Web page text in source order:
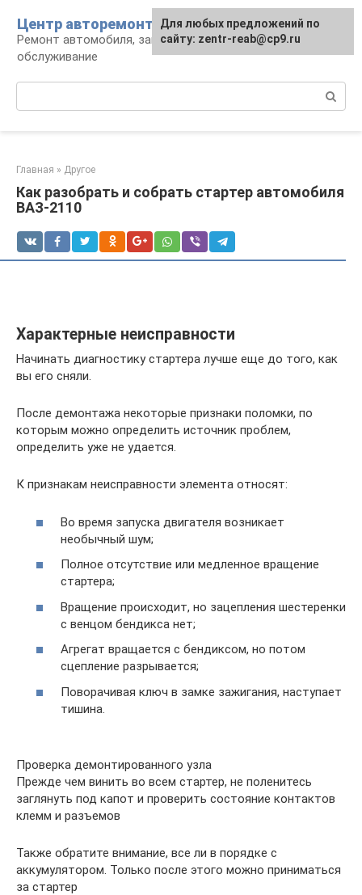
контенту
Центр авторемонта
Ремонт автомобиля, запчасти и
обслуживание
Главная » Другое
Как разобрать и собрать стартер автомобиля
ВАЗ-2110
Характерные неисправности
Начинать диагностику стартера лучше еще до того, как
вы его сняли.
После демонтажа некоторые признаки поломки, по
которым можно определить источник проблем,
определить уже не удается.
К признакам неисправности элемента относят:
Во время запуска двигателя возникает
необычный шум;
Полное отсутствие или медленное вращение
стартера;
Вращение происходит, но зацепления шестеренки
с венцом бендикса нет;
Агрегат вращается с бендиксом, но потом
сцепление разрывается;
Поворачивая ключ в замке зажигания, наступает
тишина.
Проверка демонтированного узла
Прежде чем винить во всем стартер, не поленитесь
заглянуть под капот и проверить состояние контактов
клемм и разъемов
Также обратите внимание, все ли в порядке с
аккумулятором. Только после этого можно приниматься
за стартер
Для любых предложений по
сайту: zentr-reab@cp9.ru